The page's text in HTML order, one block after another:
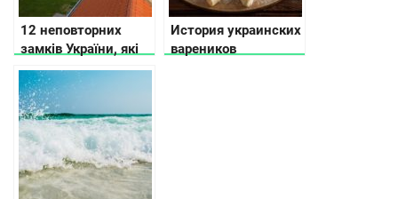
12 неповторних
замків України, які
має відвідати кожен
История украинских
вареников